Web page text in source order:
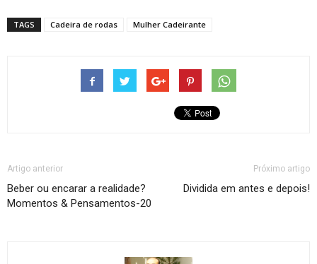
TAGS Cadeira de rodas Mulher Cadeirante
Artigo anterior
Beber ou encarar a realidade?
Momentos & Pensamentos-20
Próximo artigo
Dividida em antes e depois!